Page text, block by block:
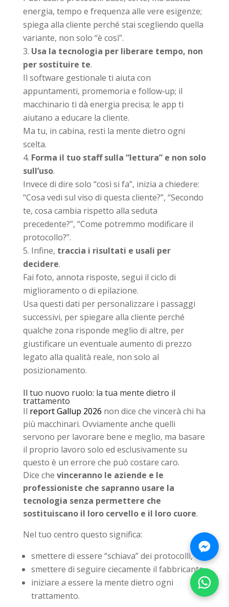
energia, tempo e frequenza alle vere esigenze;
spiega alla cliente perché stai scegliendo quella
variante, non solo “è così”.
Usa la tecnologia per liberare tempo, non
per sostituire te.
Il software gestionale ti aiuta con
appuntamenti, promemoria e follow‑up; il
macchinario ti dà energia precisa; le app ti
aiutano a educare la cliente.
Ma tu, in cabina, resti la mente dietro ogni
scelta.
Forma il tuo staff sulla “lettura” e non solo
sull’uso.
Invece di dire solo “così si fa”, inizia a chiedere:
“Cosa vedi sul viso di questa cliente?”, “Secondo
te, cosa cambia rispetto alla seduta
precedente?”, “Come potremmo modificare il
protocollo?”.
Infine, traccia i risultati e usali per
decidere.
Fai foto, annota risposte, segui il ciclo di
miglioramento o di epilazione.
Usa questi dati per personalizzare i passaggi
successivi, per spiegare alla cliente perché
qualche zona risponde meglio di altre, per
giustificare un eventuale aumento di prezzo
legato alla qualità reale, non solo al
posizionamento.
Il tuo nuovo ruolo: la tua mente dietro il
trattamento
Il report Gallup 2026 non dice che vincerà chi ha
più macchinari. Ovviamente anche quelli
servono per lavorare bene e meglio, ma basare
il proprio lavoro solo ed esclusivamente su
questo è un errore che può costare caro.
Dice che vinceranno le aziende e le
professioniste che sapranno usare la
tecnologia senza permettere che
sostituiscano il loro cervello e il loro cuore.
Nel tuo centro questo significa:
smettere di essere “schiava” dei protocolli,
smettere di seguire ciecamente il fabbricante,
iniziare a essere la mente dietro ogni
trattamento.